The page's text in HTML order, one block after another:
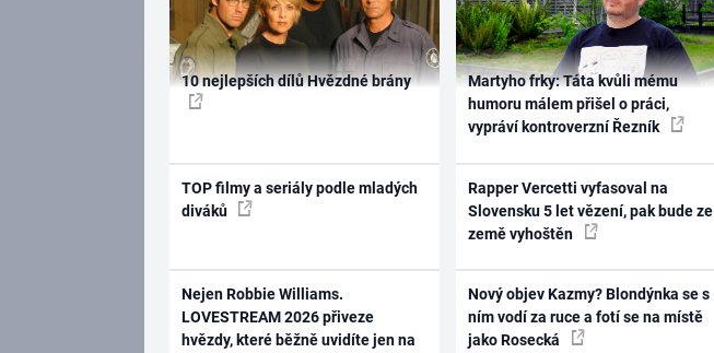
10 nejlepších dílů Hvězdné brány
TOP filmy a seriály podle mladých
diváků
Nejen Robbie Williams.
LOVESTREAM 2026 přiveze
hvězdy, které běžně uvidíte jen na
Martyho frky: Táta kvůli mému
humoru málem přišel o práci,
vypráví kontroverzní Řezník
Rapper Vercetti vyfasoval na
Slovensku 5 let vězení, pak bude ze
země vyhoštěn
Nový objev Kazmy? Blondýnka se s
ním vodí za ruce a fotí se na místě
jako Rosecká